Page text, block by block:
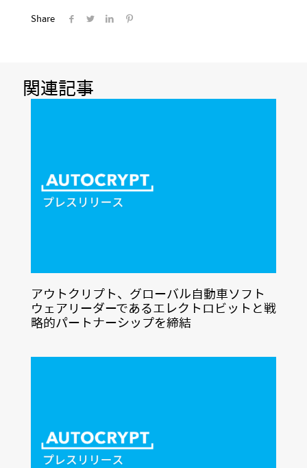
Share
関連記事
アウトクリプト、グローバル自動車ソフト
ウェアリーダーであるエレクトロビットと戦
略的パートナーシップを締結